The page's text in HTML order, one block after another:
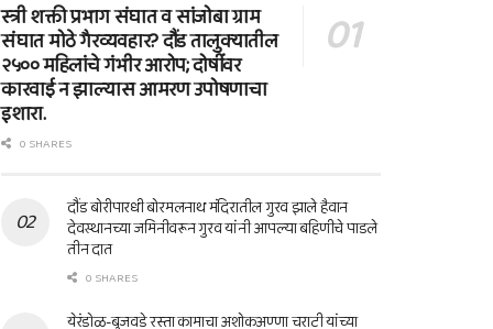
स्त्री शक्ती प्रभाग संघात व सांजोबा ग्राम
संघात मोठे गैरव्यवहार? दौंड तालुक्यातील
२५०० महिलांचे गंभीर आरोप; दोषींवर
कारवाई न झाल्यास आमरण उपोषणाचा
इशारा.
0 SHARES
दौंड बोरीपारधी बोरमलनाथ मंदिरातील गुरव झाले हैवान
देवस्थानच्या जमिनीवरून गुरव यांनी आपल्या बहिणीचे पाडले
तीन दात
0 SHARES
येरंडोळ-बुजवडे रस्ता कामाचा अशोकअण्णा चराटी यांच्या